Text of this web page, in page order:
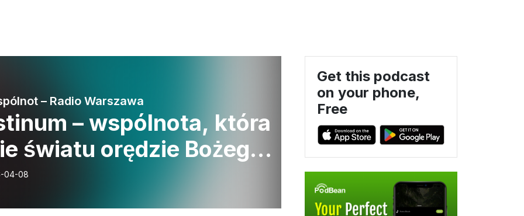
– Radio Warszawa
– wspólnota, która
światu orędzie Bożego
04-08
Get this podcast
on your phone,
Free